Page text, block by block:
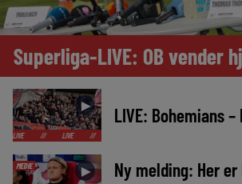
Superliga-LIVE: OB vender
►
LIVE // LIVE //
LIVE: Bohemians
MEDIE ►
Ny melding: Her